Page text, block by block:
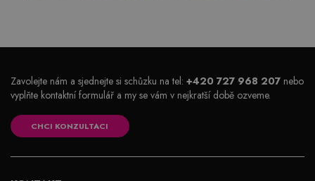
Zavolejte nám a sjednejte si schůzku na tel: +420 727 968 207 nebo
vyplňte kontaktní formulář a my se vám v nejkratší době ozveme.
CHCI KONZULTACI